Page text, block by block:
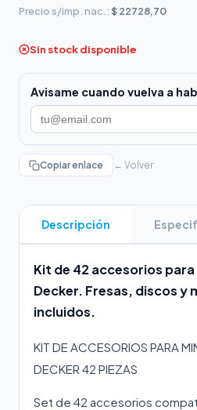
Precio s/imp. nac.: $ 22728,70
Sin stock disponible
Avisame cuando vuelva a
Copiar enlace ← Volver
Descripción
Kit de 42 accesorios
Decker. Fresas, discos y
incluidos.
KIT DE ACCESORIOS PARA
DECKER 42 PIEZAS
Set de 42 accesorios